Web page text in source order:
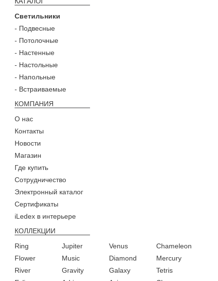
Светильники
- Подвесные
- Потолочные
- Настенные
- Настольные
- Напольные
- Встраиваемые
КОМПАНИЯ
О нас
Контакты
Новости
Магазин
Где купить
Сотрудничество
Электронный каталог
Сертификаты
iLedex в интерьере
КОЛЛЕКЦИИ
Ring
Flower
Jupiter
Music
Venus
Diamond
Chameleon
Mercury
River
Gravity
Galaxy
Tetris